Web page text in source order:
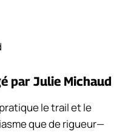
par Julie Michaud
le trail et le
que de rigueur—